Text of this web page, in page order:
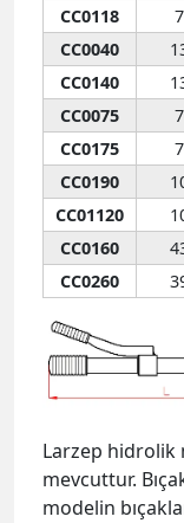
CC0118
CC0040
CC0140
CC0075
CC0175
CC0190
CC01120
CC0160
CC0260
Larzep hidrolik
mevcuttur.
modelin